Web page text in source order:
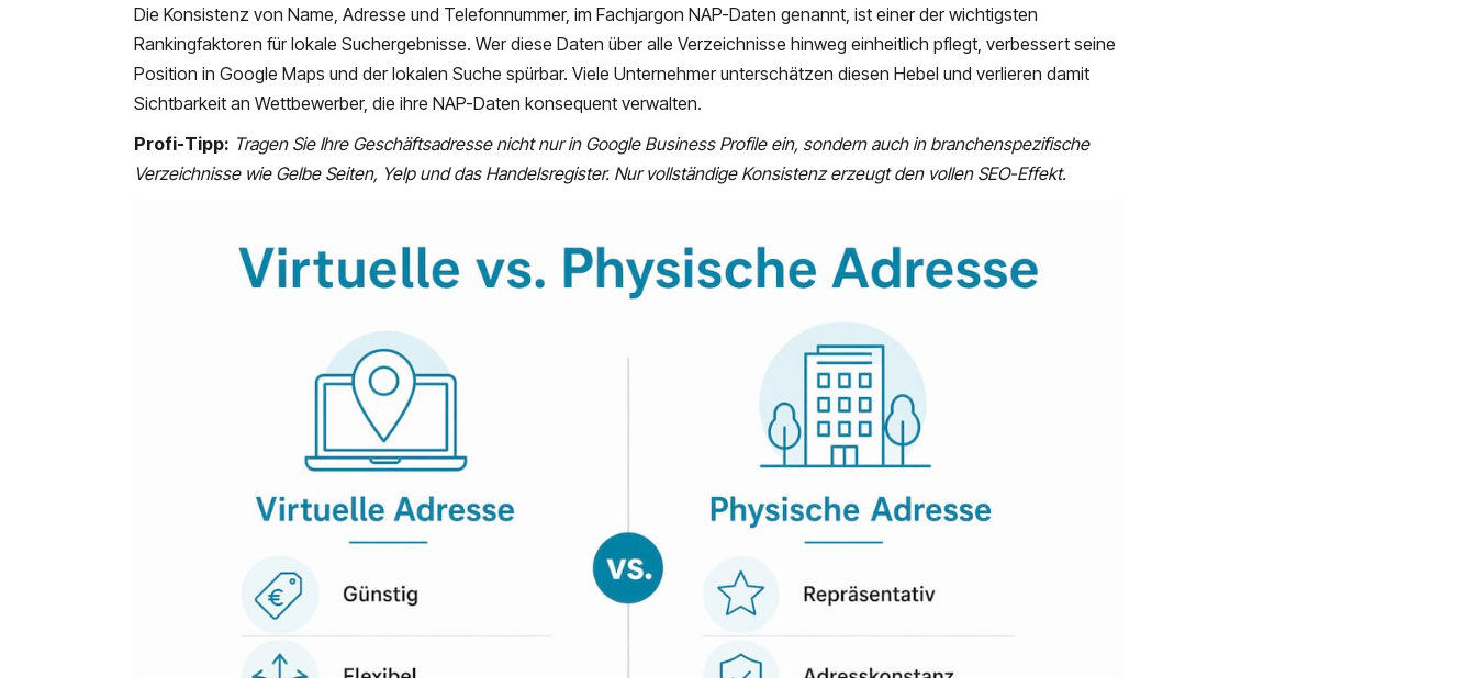
Die Konsistenz von Name, Adresse und Telefonnummer, im Fachjargon NAP-Daten genannt, ist einer der wichtigsten
Rankingfaktoren für lokale Suchergebnisse. Wer diese Daten über alle Verzeichnisse hinweg einheitlich pflegt, verbessert seine
Position in Google Maps und der lokalen Suche spürbar. Viele Unternehmer unterschätzen diesen Hebel und verlieren damit
Sichtbarkeit an Wettbewerber, die ihre NAP-Daten konsequent verwalten.
Profi-Tipp: Tragen Sie Ihre Geschäftsadresse nicht nur in Google Business Profile ein, sondern auch in branchenspezifische
Verzeichnisse wie Gelbe Seiten, Yelp und das Handelsregister. Nur vollständige Konsistenz erzeugt den vollen SEO-Effekt.